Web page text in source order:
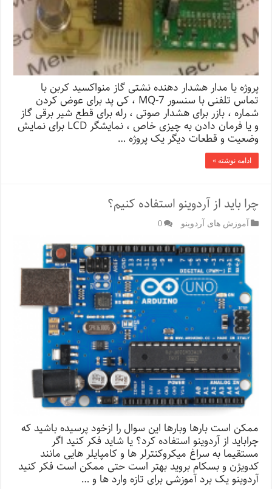
پروژه یا مدار هشدار دهنده نشتی گاز منواکسید کربن با
تماس تلفنی با سنسور MQ-7 ، کی پد برای عوض کردن
شماره ، بازر برای هشدار صوتی ، رله برای قطع شیر برقی گاز
و یا فرمان دادن به چیزی خاص ، نمایشگر LCD برای نمایش
وضعیت و قطعات دیگر یک پروژه …
ادامه نوشته »
چرا باید از آردوینو استفاده کنیم؟
آموزش های آردوینو 0
ممکن است بارها وبارها این سوال را ازخود پرسیده باشید که
چراباید از آردوینو استفاده کرد؟ یا شاید فکر کنید اگر
مستقیما به سراغ میکروکنترلر ها و کامپایلر هایی مانند
کدویژن و بسکام بروید بهتر است حتی ممکن است فکر کنید
آردوینو یک برد آموزشی برای تازه وارد ها و …